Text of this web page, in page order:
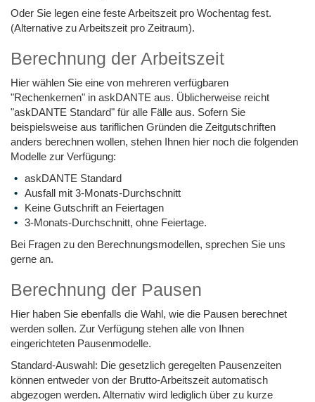
Oder Sie legen eine feste Arbeitszeit pro Wochentag fest.
(Alternative zu Arbeitszeit pro Zeitraum).
Berechnung der Arbeitszeit
Hier wählen Sie eine von mehreren verfügbaren
"Rechenkernen" in askDANTE aus. Üblicherweise reicht
"askDANTE Standard" für alle Fälle aus. Sofern Sie
beispielsweise aus tariflichen Gründen die Zeitgutschriften
anders berechnen wollen, stehen Ihnen hier noch die folgenden
Modelle zur Verfügung:
askDANTE Standard
Ausfall mit 3-Monats-Durchschnitt
Keine Gutschrift an Feiertagen
3-Monats-Durchschnitt, ohne Feiertage.
Bei Fragen zu den Berechnungsmodellen, sprechen Sie uns
gerne an.
Berechnung der Pausen
Hier haben Sie ebenfalls die Wahl, wie die Pausen berechnet
werden sollen. Zur Verfügung stehen alle von Ihnen
eingerichteten Pausenmodelle.
Standard-Auswahl: Die gesetzlich geregelten Pausenzeiten
können entweder von der Brutto-Arbeitszeit automatisch
abgezogen werden. Alternativ wird lediglich über zu kurze